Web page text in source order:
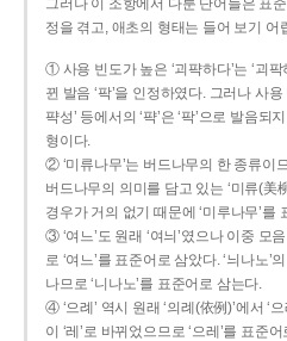
그러나 이 조항에서 다룬 단어들은 표
정을 겪고, 애초의 형태는 들어 보기 어
① 사용 빈도가 높은 ‘괴퍅하다’는 ‘괴
뀐 발음 ‘팍’을 인정하였다. 그러나 사
퍅성’ 등에서의 ‘퍅’은 ‘팍’으로 발음되
형이다.
② ‘미류나무’는 버드나무의 한 종류이
버드나무의 의미를 담고 있는 ‘미류(美
경우가 거의 없기 때문에 ‘미루나무’를
③ ‘여느’도 원래 ‘여늬’였으나 이중 모
로 ‘여느’를 표준어로 삼았다. ‘늬나노’
나므로 ‘니나노’를 표준어로 삼는다.
④ ‘으례’ 역시 원래 ‘의례(依例)’에서 ‘
이 ‘레’로 바뀌었으므로 ‘으레’를 표준